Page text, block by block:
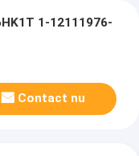
1-12111976-
Contact nu